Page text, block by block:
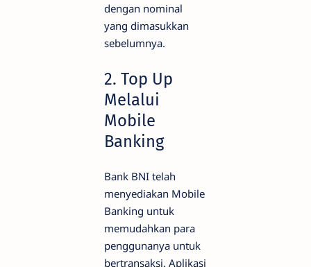
dengan nominal
yang dimasukkan
sebelumnya.
2. Top Up
Melalui
Mobile
Banking
Bank BNI telah
menyediakan Mobile
Banking untuk
memudahkan para
penggunanya untuk
bertransaksi. Aplikasi